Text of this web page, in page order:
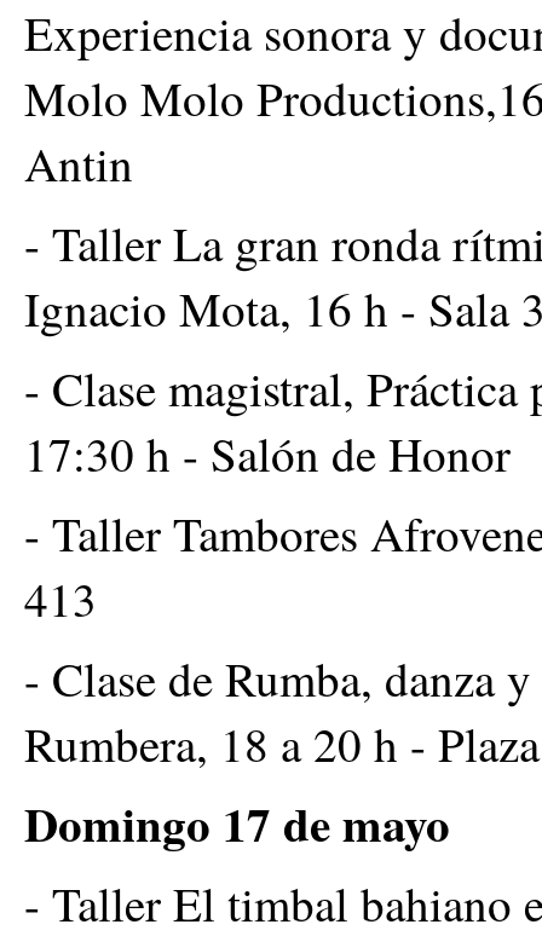
Experiencia sonora y
Molo Molo
Antin
- Taller La gran ronda
Ignacio Mota, 16 h - Sala
- Clase magistral,
17:30 h - Salón de Honor
- Taller Tambores
413
- Clase de Rumba, danza
Rumbera, 18 a 20 h -
Domingo 17 de mayo
- Taller El timbal bahiano